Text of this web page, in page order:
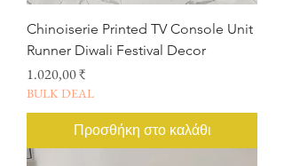
Chinoiserie Printed TV Console Unit
Runner Diwali Festival Decor
Τιμή
1.020,00 ₹
BULK DEAL
Προσθήκη στο καλάθι